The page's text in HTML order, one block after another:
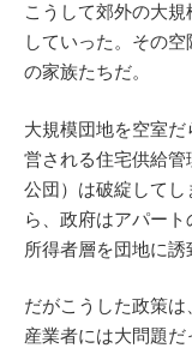
こうして郊外の大
していった。その
の家族たちだ。
大規模団地を空室
営される住宅供給
公団）は破綻して
ら、政府はアパー
所得者層を団地に誘
だがこうした政策
産業者には大問題